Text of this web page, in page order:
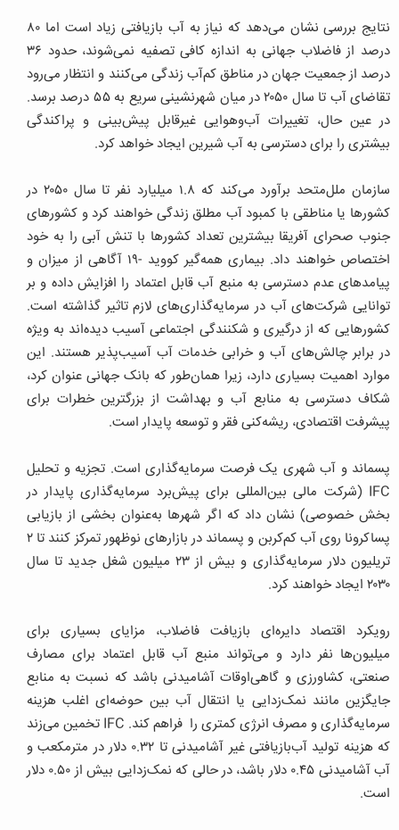
نتایج بررسی نشان می‌دهد که نیاز به آب بازیافتی زیاد است اما ۸۰
درصد از فاضلاب جهانی به اندازه کافی تصفیه نمی‌شوند، حدود ۳۶
درصد از جمعیت جهان در مناطق کم‌آب زندگی می‌کنند و انتظار می‌رود
تقاضای آب تا سال ۲۰۵۰ در میان شهرنشینی سریع به ۵۵ درصد برسد.
در عین حال، تغییرات آب‌وهوایی غیرقابل پیش‌بینی و پراکندگی
بیشتری را برای دسترسی به آب شیرین ایجاد خواهد کرد.
سازمان ملل‌متحد برآورد می‌کند که ۱.۸ میلیارد نفر تا سال ۲۰۵۰ در
کشورها یا مناطقی با کمبود آب مطلق زندگی خواهند کرد و کشورهای
جنوب صحرای آفریقا بیشترین تعداد کشورها با تنش آبی را به خود
اختصاص خواهند داد. بیماری همه‌گیر کووید -۱۹ آگاهی از میزان و
پیامدهای عدم دسترسی به منبع آب قابل اعتماد را افزایش داده و بر
توانایی شرکت‌های آب در سرمایه‌گذاری‌های لازم تاثیر گذاشته است.
کشورهایی که از درگیری و شکنندگی اجتماعی آسیب دیده‌اند به ویژه
در برابر چالش‌های آب و خرابی خدمات آب آسیب‌پذیر هستند. این
موارد اهمیت بسیاری دارد، زیرا همان‌طور که بانک جهانی عنوان کرد،
شکاف دسترسی به منابع آب و بهداشت از بزرگترین خطرات برای
پیشرفت اقتصادی، ریشه‌کنی فقر و توسعه پایدار است.
پسماند و آب شهری یک فرصت سرمایه‌گذاری است. تجزیه و تحلیل
IFC (شرکت مالی بین‌المللی برای پیش‌برد سرمایه‌گذاری پایدار در
بخش خصوصی) نشان داد که اگر شهرها به‌عنوان بخشی از بازیابی
پساکرونا روی آب کم‌کربن و پسماند در بازارهای نوظهور تمرکز کنند تا ۲
تریلیون دلار سرمایه‌گذاری و بیش از ۲۳ میلیون شغل جدید تا سال
۲۰۳۰ ایجاد خواهند کرد.
رویکرد اقتصاد دایره‌ای بازیافت فاضلاب، مزایای بسیاری برای
میلیون‌ها نفر دارد و می‌تواند منبع آب قابل اعتماد برای مصارف
صنعتی، کشاورزی و گاهی‌اوقات آشامیدنی باشد که نسبت به منابع
جایگزین مانند نمک‌زدایی یا انتقال آب بین حوضه‌ای اغلب هزینه
سرمایه‌گذاری و مصرف انرژی کمتری را فراهم کند. IFC تخمین می‌زند
که هزینه تولید آب‌بازیافتی غیر آشامیدنی تا ۰.۳۲ دلار در مترمکعب و
آب آشامیدنی ۰.۴۵ دلار باشد، در حالی که نمک‌زدایی بیش از ۰.۵۰ دلار
است.